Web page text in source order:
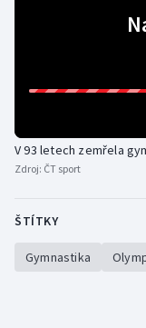
Plážový volejbal
Rychlobruslení
V 93 letech zemřela
Zdroj: ČT sport
ŠTÍTKY
Gymnastika